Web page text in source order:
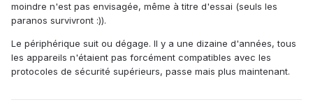
moindre n'est pas envisagée, même à titre d'essai (seuls les
paranos survivront :)).
Le périphérique suit ou dégage. Il y a une dizaine d'années, tous
les appareils n'étaient pas forcément compatibles avec les
protocoles de sécurité supérieurs, passe mais plus maintenant.